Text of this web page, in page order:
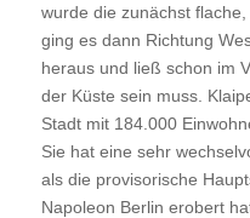
wurde die zunächst
ging es dann Richtung
heraus und ließ schon im
der Küste sein muss.
Stadt mit 184.000
Sie hat eine sehr
als die provisorische
Napoleon Berlin erobert